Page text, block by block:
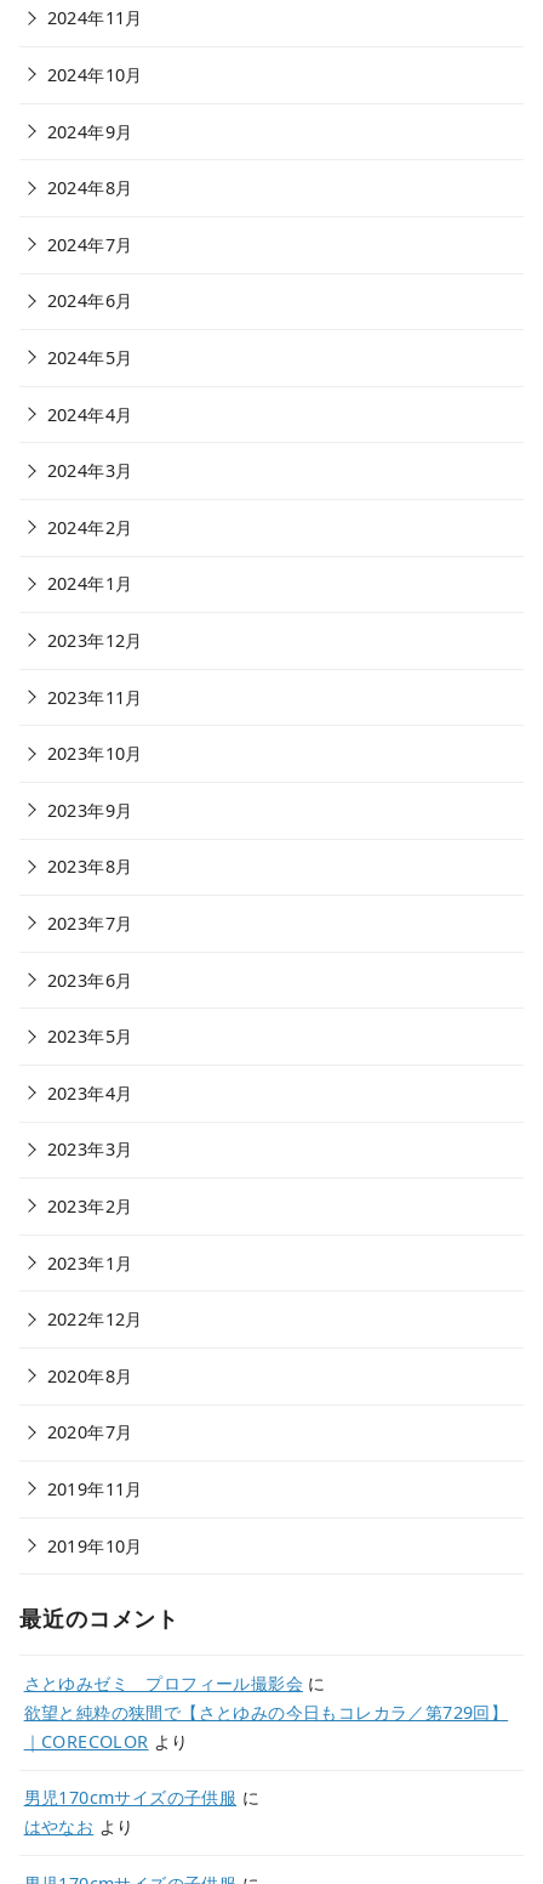
2024年11月
2024年10月
2024年9月
2024年8月
2024年7月
2024年6月
2024年5月
2024年4月
2024年3月
2024年2月
2024年1月
2023年12月
2023年11月
2023年10月
2023年9月
2023年8月
2023年7月
2023年6月
2023年5月
2023年4月
2023年3月
2023年2月
2023年1月
2022年12月
2020年8月
2020年7月
2019年11月
2019年10月
最近のコメント
さとゆみゼミ プロフィール撮影会 に
欲望と純粋の狭間で【さとゆみの今日もコレカラ／第729回】
｜CORECOLOR より
男児170cmサイズの子供服 に
はやなお より